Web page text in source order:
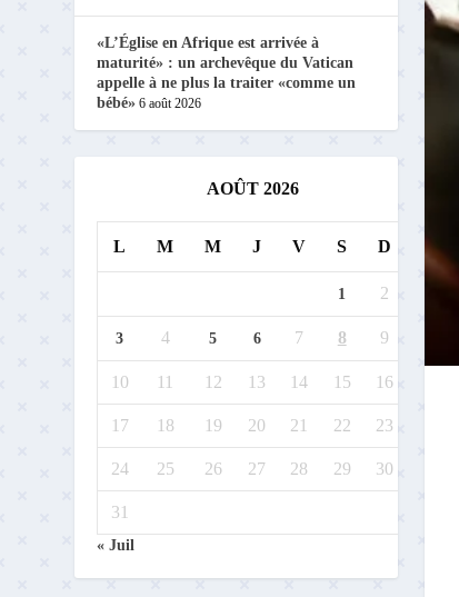
«L’Église en Afrique est arrivée à
maturité» : un archevêque du Vatican
appelle à ne plus la traiter «comme un
bébé» 6 août 2026
AOÛT 2026
L M M J V S D
1 2
3 4 5 6 7 8 9
10 11 12 13 14 15 16
17 18 19 20 21 22 23
24 25 26 27 28 29 30
31
« Juil